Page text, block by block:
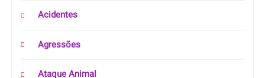
Acidentes
Agressões
Ataque Animal